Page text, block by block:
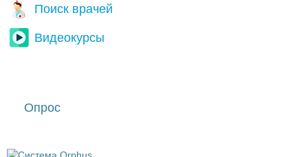
Поиск врачей
Видеокурсы
Опрос